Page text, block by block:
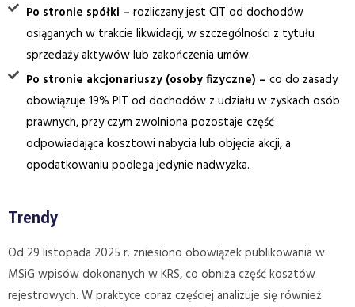
Po stronie spółki – rozliczany jest CIT od dochodów
osiąganych w trakcie likwidacji, w szczególności z tytułu
sprzedaży aktywów lub zakończenia umów.
Po stronie akcjonariuszy (osoby fizyczne) – co do zasady
obowiązuje 19% PIT od dochodów z udziału w zyskach osób
prawnych, przy czym zwolniona pozostaje część
odpowiadająca kosztowi nabycia lub objęcia akcji, a
opodatkowaniu podlega jedynie nadwyżka.
Trendy
Od 29 listopada 2025 r. zniesiono obowiązek publikowania w
MSiG wpisów dokonanych w KRS, co obniża część kosztów
rejestrowych. W praktyce coraz częściej analizuje się również